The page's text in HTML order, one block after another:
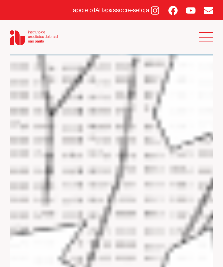
apoie o IABspassocie-seloja